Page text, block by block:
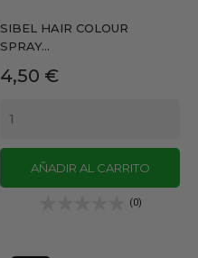
SIBEL HAIR COLOUR
SPRAY...
Precio
4,50 €
AÑADIR AL CARRITO
(0)